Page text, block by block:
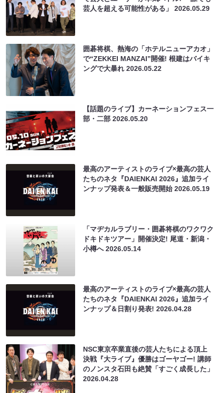
芸人を超える可能性がある」2026.05.29
囲碁将棋、熱海の「ホテルニューアカオ」
で“ZEKKEI MANZAI”開催! 根建はバイキ
ングで大暴れ2026.05.22
【話題のライブ】カーネーションフェス一
部・二部2026.05.20
最高のアーティストのライブ×最高の芸人
たちのネタ『DAIENKAI 2026』追加ライ
ンナップ発表＆一般販売開始2026.05.19
「マヂカルラブリー・囲碁将棋のワクワク
ドキドキツアー」開催決定! 尾道・新潟・
小樽へ2026.05.14
最高のアーティストのライブ×最高の芸人
たちのネタ『DAIENKAI 2026』追加ライ
ンナップ＆日割り発表!2026.04.28
NSC東京卒業直後の芸人たちによる頂上
決戦『大ライブ』優勝はゴーヤゴー! 講師
のノンスタ石田も絶賛「すごく成長した」
2026.04.28